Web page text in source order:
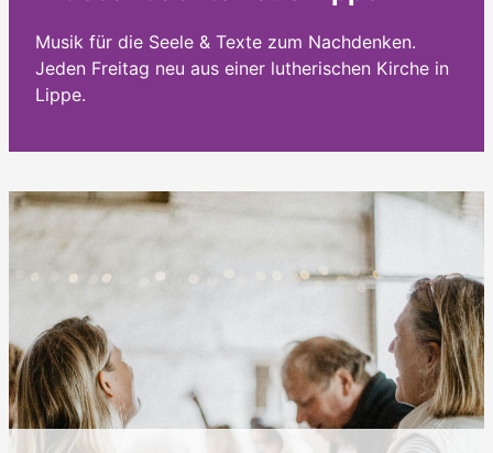
Musik für die Seele & Texte zum Nachdenken.
Jeden Freitag neu aus einer lutherischen Kirche in
Lippe.